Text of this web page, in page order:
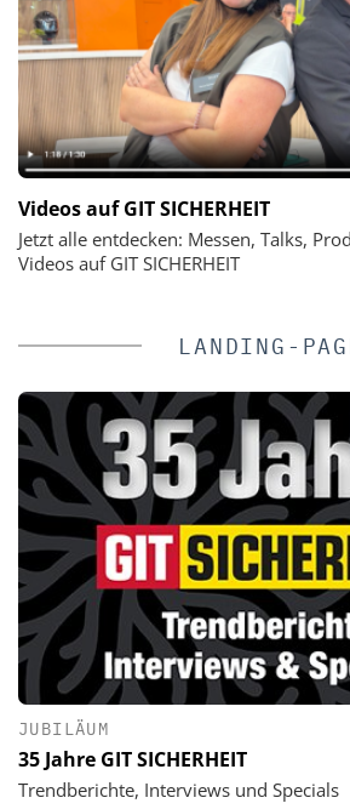
Videos auf GIT SICHERHEIT
Jetzt alle entdecken: Messen, Talks,
Videos auf GIT SICHERHEIT
LANDING-
JUBILÄUM
35 Jahre GIT SICHERHEIT
Trendberichte, Interviews und Specials